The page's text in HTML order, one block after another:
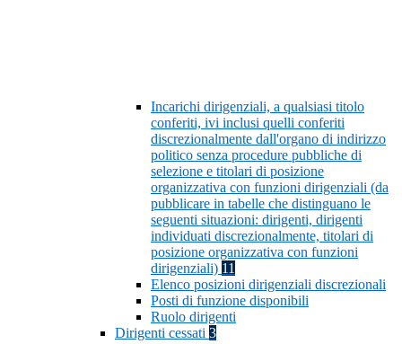
Incarichi dirigenziali, a qualsiasi titolo
conferiti, ivi inclusi quelli conferiti
discrezionalmente dall'organo di indirizzo
politico senza procedure pubbliche di
selezione e titolari di posizione
organizzativa con funzioni dirigenziali (da
pubblicare in tabelle che distinguano le
seguenti situazioni: dirigenti, dirigenti
individuati discrezionalmente, titolari di
posizione organizzativa con funzioni
dirigenziali) 11
Elenco posizioni dirigenziali discrezionali
Posti di funzione disponibili
Ruolo dirigenti
Dirigenti cessati 3